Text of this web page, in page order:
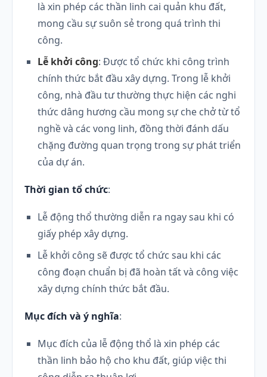
là xin phép các thần linh cai quản khu đất,
mong cầu sự suôn sẻ trong quá trình thi
công.
Lễ khởi công: Được tổ chức khi công trình
chính thức bắt đầu xây dựng. Trong lễ khởi
công, nhà đầu tư thường thực hiện các nghi
thức dâng hương cầu mong sự che chở từ tổ
nghề và các vong linh, đồng thời đánh dấu
chặng đường quan trọng trong sự phát triển
của dự án.
Thời gian tổ chức:
Lễ động thổ thường diễn ra ngay sau khi có
giấy phép xây dựng.
Lễ khởi công sẽ được tổ chức sau khi các
công đoạn chuẩn bị đã hoàn tất và công việc
xây dựng chính thức bắt đầu.
Mục đích và ý nghĩa:
Mục đích của lễ động thổ là xin phép các
thần linh bảo hộ cho khu đất, giúp việc thi